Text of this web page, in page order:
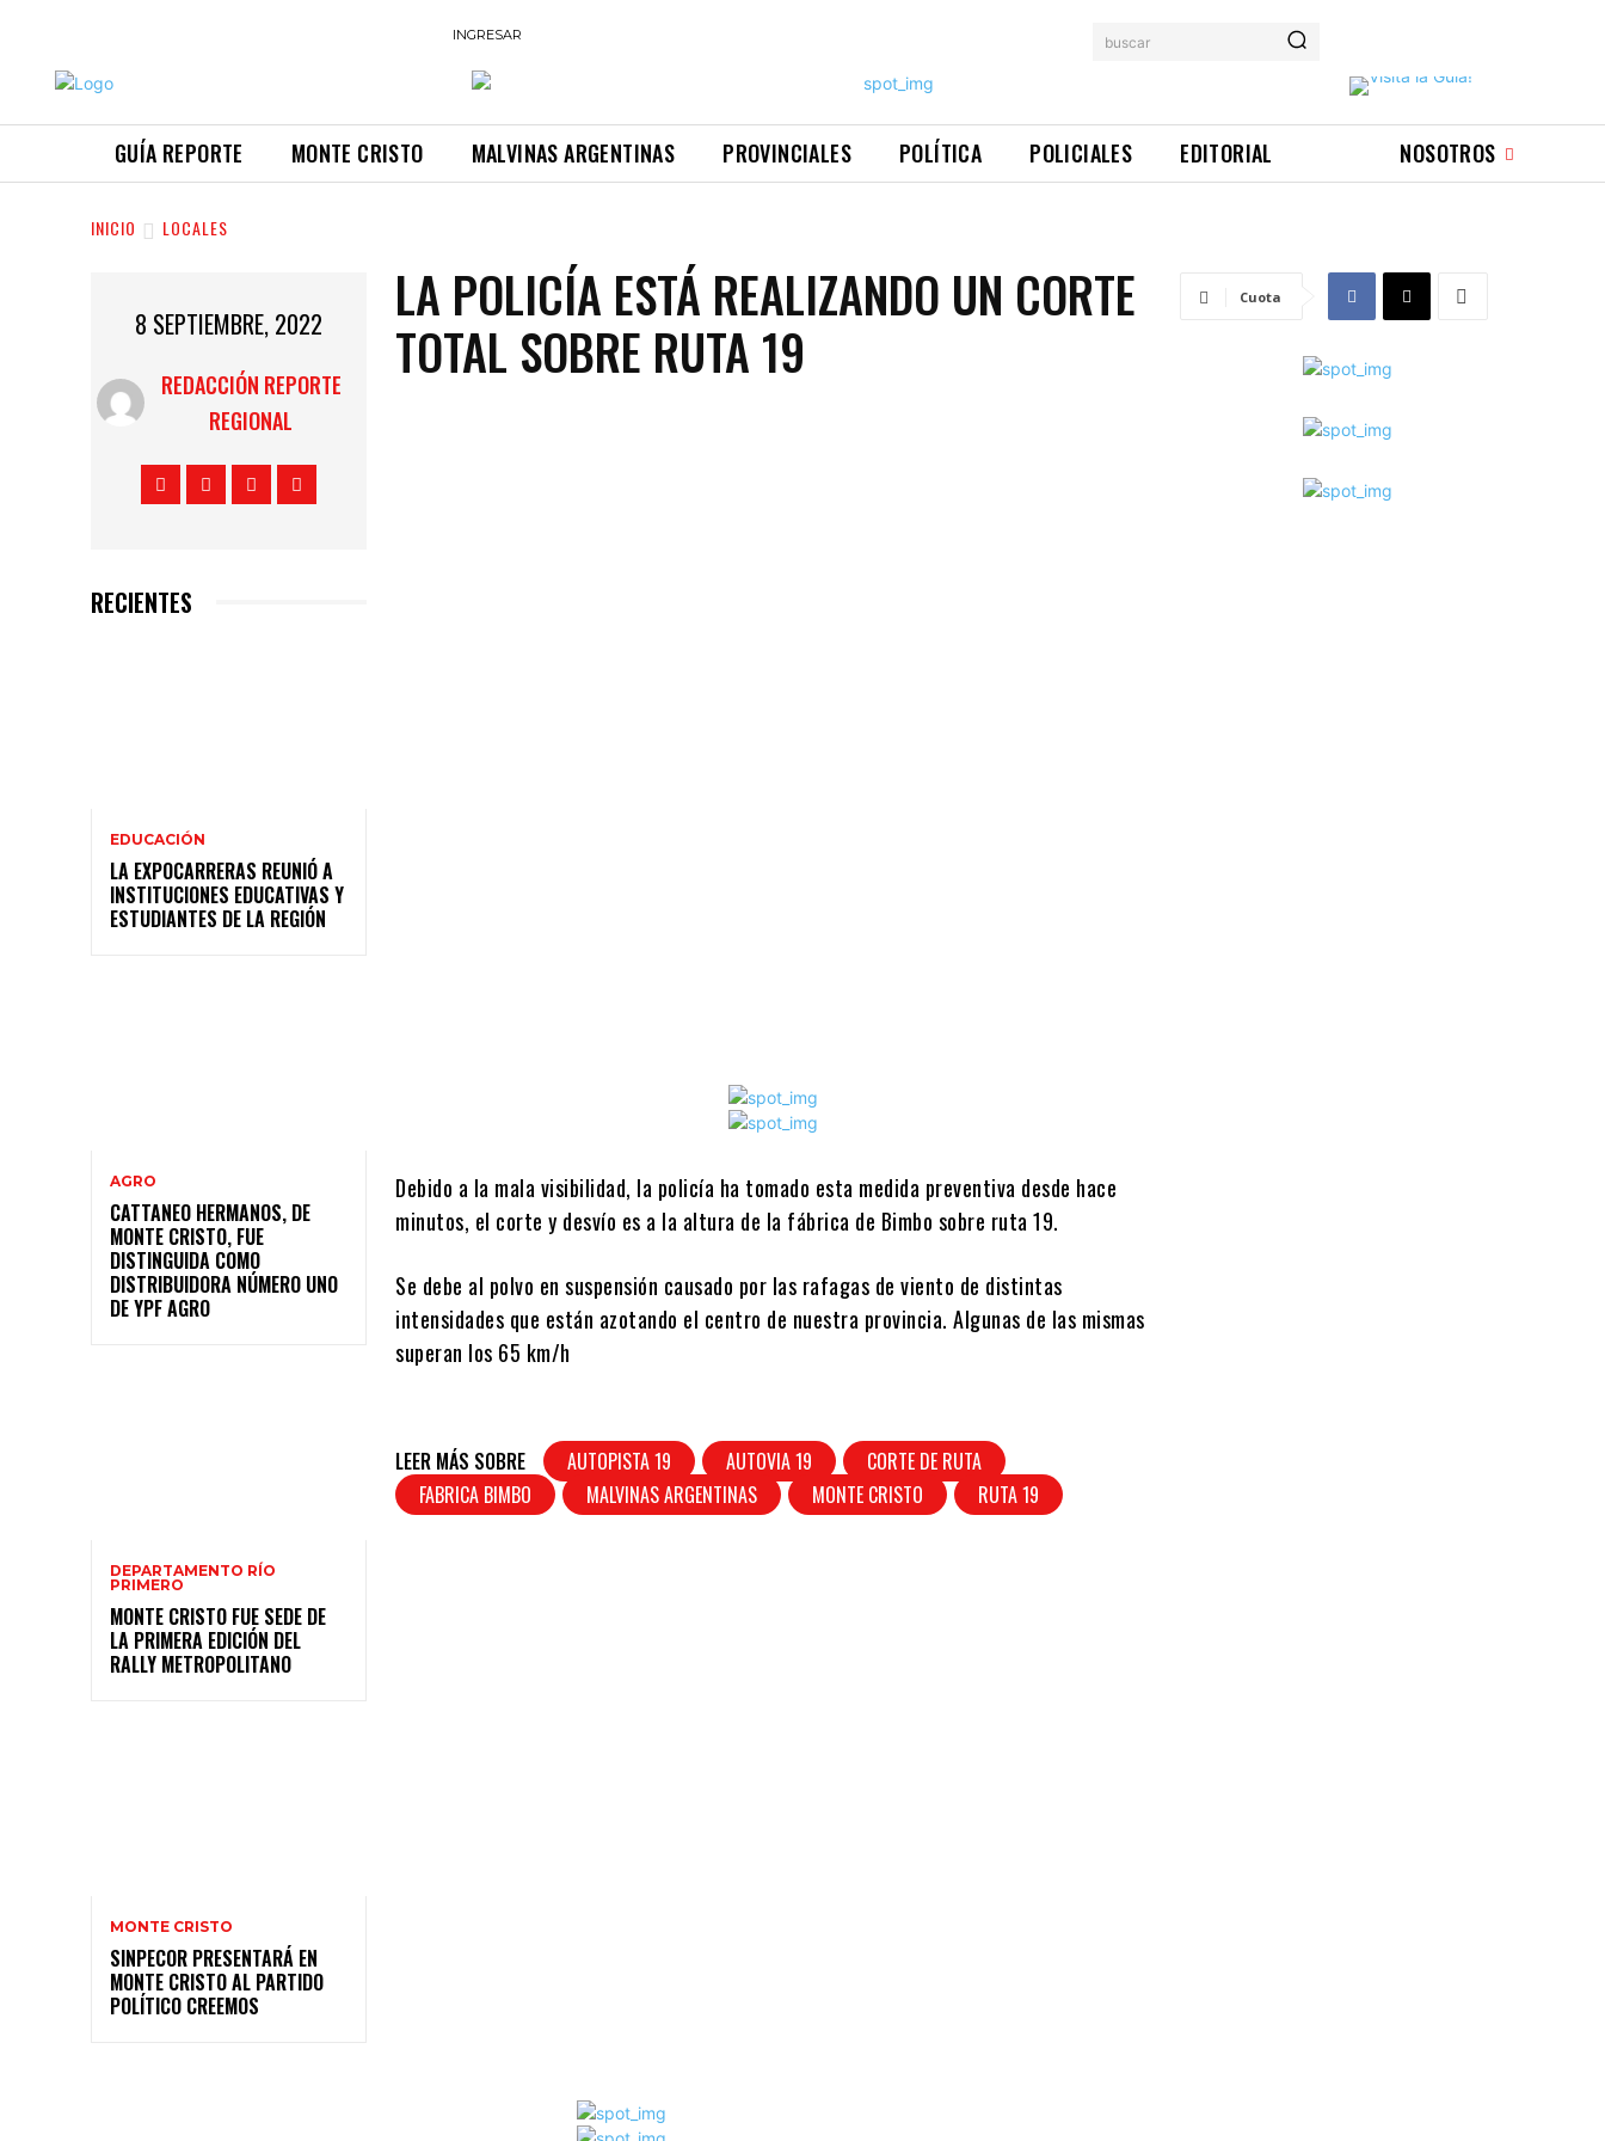
INGRESAR buscar
GUÍA REPORTE MONTE CRISTO MALVINAS ARGENTINAS PROVINCIALES POLÍTICA POLICIALES EDITORIAL NOSOTROS
INICIO LOCALES
8 SEPTIEMBRE, 2022
REDACCIÓN REPORTE
REGIONAL
RECIENTES
EDUCACIÓN
LA EXPOCARRERAS REUNIÓ A
INSTITUCIONES EDUCATIVAS Y
ESTUDIANTES DE LA REGIÓN
AGRO
CATTANEO HERMANOS, DE
MONTE CRISTO, FUE
DISTINGUIDA COMO
DISTRIBUIDORA NÚMERO UNO
DE YPF AGRO
DEPARTAMENTO RÍO
PRIMERO
MONTE CRISTO FUE SEDE DE
LA PRIMERA EDICIÓN DEL
RALLY METROPOLITANO
MONTE CRISTO
SINPECOR PRESENTARÁ EN
MONTE CRISTO AL PARTIDO
POLÍTICO CREEMOS
LA POLICÍA ESTÁ REALIZANDO UN CORTE
TOTAL SOBRE RUTA 19
Debido a la mala visibilidad, la policía ha tomado esta medida preventiva desde hace
minutos, el corte y desvío es a la altura de la fábrica de Bimbo sobre ruta 19.
Se debe al polvo en suspensión causado por las rafagas de viento de distintas
intensidades que están azotando el centro de nuestra provincia. Algunas de las mismas
superan los 65 km/h
LEER MÁS SOBRE AUTOPISTA 19 AUTOVIA 19
CORTE DE RUTA
FABRICA BIMBO
MALVINAS ARGENTINAS MONTE CRISTO RUTA 19
Cuota